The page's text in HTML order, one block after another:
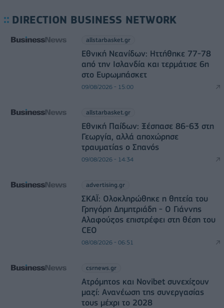
DIRECTION BUSINESS NETWORK
allstarbasket.gr
Εθνική Νεανίδων: Ηττήθηκε 77-78
από την Ισλανδία και τερμάτισε 6η
στο Ευρωμπάσκετ
09/08/2026 - 15:00
allstarbasket.gr
Εθνική Παίδων: Ξέσπασε 86-63 στη
Γεωργία, αλλά αποχώρησε
τραυματίας ο Σπανός
09/08/2026 - 14:34
advertising.gr
ΣΚΑΪ: Ολοκληρώθηκε η θητεία του
Γρηγόρη Δημητριάδη - Ο Γιάννης
Αλαφούζος επιστρέφει στη θέση του
CEO
08/08/2026 - 06:51
csrnews.gr
Ατρόμητος και Novibet συνεχίζουν
μαζί: Ανανέωση της συνεργασίας
τους μέχρι το 2028